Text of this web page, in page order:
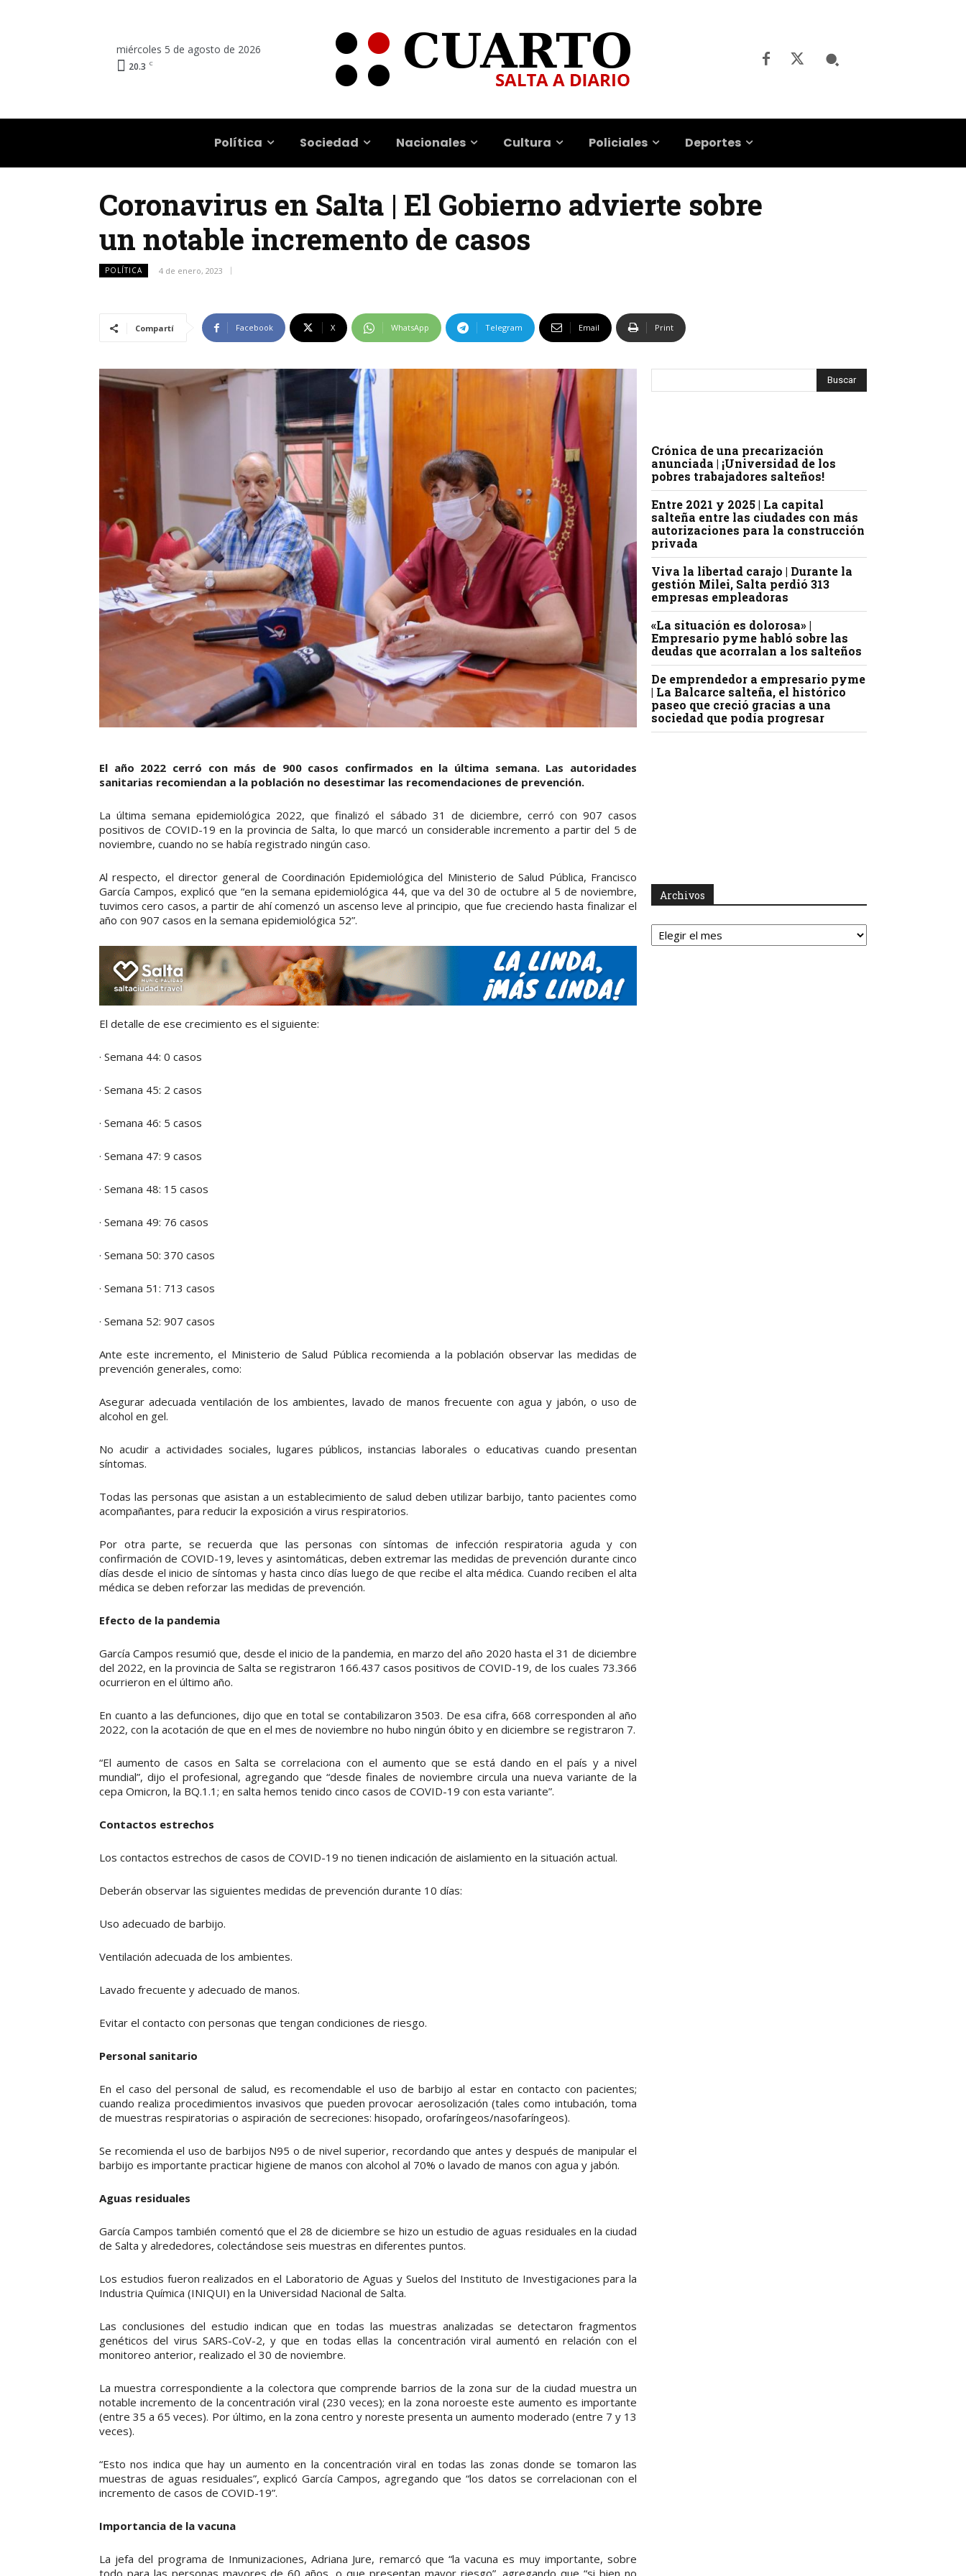
miércoles 5 de agosto de 2026
20.3 C
Política Sociedad Nacionales Cultura Policiales Deportes
Coronavirus en Salta | El Gobierno advierte sobre
un notable incremento de casos
POLÍTICA 4 de enero, 2023
Compartí Facebook X WhatsApp Telegram Email Print
El año 2022 cerró con más de 900 casos confirmados en la última semana. Las autoridades
sanitarias recomiendan a la población no desestimar las recomendaciones de prevención.
La última semana epidemiológica 2022, que finalizó el sábado 31 de diciembre, cerró con 907 casos
positivos de COVID-19 en la provincia de Salta, lo que marcó un considerable incremento a partir del 5 de
noviembre, cuando no se había registrado ningún caso.
Al respecto, el director general de Coordinación Epidemiológica del Ministerio de Salud Pública, Francisco
García Campos, explicó que “en la semana epidemiológica 44, que va del 30 de octubre al 5 de noviembre,
tuvimos cero casos, a partir de ahí comenzó un ascenso leve al principio, que fue creciendo hasta finalizar el
año con 907 casos en la semana epidemiológica 52”.
El detalle de ese crecimiento es el siguiente:
· Semana 44: 0 casos
· Semana 45: 2 casos
· Semana 46: 5 casos
· Semana 47: 9 casos
· Semana 48: 15 casos
· Semana 49: 76 casos
· Semana 50: 370 casos
· Semana 51: 713 casos
· Semana 52: 907 casos
Ante este incremento, el Ministerio de Salud Pública recomienda a la población observar las medidas de
prevención generales, como:
Asegurar adecuada ventilación de los ambientes, lavado de manos frecuente con agua y jabón, o uso de
alcohol en gel.
No acudir a actividades sociales, lugares públicos, instancias laborales o educativas cuando presentan
síntomas.
Todas las personas que asistan a un establecimiento de salud deben utilizar barbijo, tanto pacientes como
acompañantes, para reducir la exposición a virus respiratorios.
Por otra parte, se recuerda que las personas con síntomas de infección respiratoria aguda y con
confirmación de COVID-19, leves y asintomáticas, deben extremar las medidas de prevención durante cinco
días desde el inicio de síntomas y hasta cinco días luego de que recibe el alta médica. Cuando reciben el alta
médica se deben reforzar las medidas de prevención.
Efecto de la pandemia
García Campos resumió que, desde el inicio de la pandemia, en marzo del año 2020 hasta el 31 de diciembre
del 2022, en la provincia de Salta se registraron 166.437 casos positivos de COVID-19, de los cuales 73.366
ocurrieron en el último año.
En cuanto a las defunciones, dijo que en total se contabilizaron 3503. De esa cifra, 668 corresponden al año
2022, con la acotación de que en el mes de noviembre no hubo ningún óbito y en diciembre se registraron 7.
“El aumento de casos en Salta se correlaciona con el aumento que se está dando en el país y a nivel
mundial”, dijo el profesional, agregando que “desde finales de noviembre circula una nueva variante de la
cepa Omicron, la BQ.1.1; en salta hemos tenido cinco casos de COVID-19 con esta variante”.
Contactos estrechos
Los contactos estrechos de casos de COVID-19 no tienen indicación de aislamiento en la situación actual.
Deberán observar las siguientes medidas de prevención durante 10 días:
Uso adecuado de barbijo.
Ventilación adecuada de los ambientes.
Lavado frecuente y adecuado de manos.
Evitar el contacto con personas que tengan condiciones de riesgo.
Personal sanitario
En el caso del personal de salud, es recomendable el uso de barbijo al estar en contacto con pacientes;
cuando realiza procedimientos invasivos que pueden provocar aerosolización (tales como intubación, toma
de muestras respiratorias o aspiración de secreciones: hisopado, orofaríngeos/nasofaríngeos).
Se recomienda el uso de barbijos N95 o de nivel superior, recordando que antes y después de manipular el
barbijo es importante practicar higiene de manos con alcohol al 70% o lavado de manos con agua y jabón.
Aguas residuales
García Campos también comentó que el 28 de diciembre se hizo un estudio de aguas residuales en la ciudad
de Salta y alrededores, colectándose seis muestras en diferentes puntos.
Los estudios fueron realizados en el Laboratorio de Aguas y Suelos del Instituto de Investigaciones para la
Industria Química (INIQUI) en la Universidad Nacional de Salta.
Las conclusiones del estudio indican que en todas las muestras analizadas se detectaron fragmentos
genéticos del virus SARS-CoV-2, y que en todas ellas la concentración viral aumentó en relación con el
monitoreo anterior, realizado el 30 de noviembre.
La muestra correspondiente a la colectora que comprende barrios de la zona sur de la ciudad muestra un
notable incremento de la concentración viral (230 veces); en la zona noroeste este aumento es importante
(entre 35 a 65 veces). Por último, en la zona centro y noreste presenta un aumento moderado (entre 7 y 13
veces).
“Esto nos indica que hay un aumento en la concentración viral en todas las zonas donde se tomaron las
muestras de aguas residuales”, explicó García Campos, agregando que “los datos se correlacionan con el
incremento de casos de COVID-19”.
Importancia de la vacuna
La jefa del programa de Inmunizaciones, Adriana Jure, remarcó que “la vacuna es muy importante, sobre
todo para las personas mayores de 60 años, o que presentan mayor riesgo”, agregando que “si bien no
Crónica de una precarización
anunciada | ¡Universidad de los
pobres trabajadores salteños!
Entre 2021 y 2025 | La capital
salteña entre las ciudades con más
autorizaciones para la construcción
privada
Viva la libertad carajo | Durante la
gestión Milei, Salta perdió 313
empresas empleadoras
«La situación es dolorosa» |
Empresario pyme habló sobre las
deudas que acorralan a los salteños
De emprendedor a empresario pyme
| La Balcarce salteña, el histórico
paseo que creció gracias a una
sociedad que podía progresar
Archivos
Archivos